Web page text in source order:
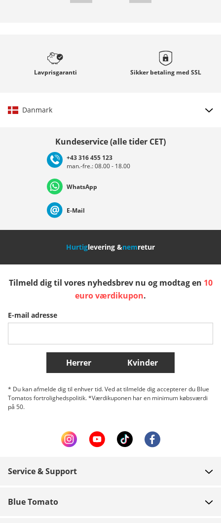
Lavprisgaranti Sikker betaling med SSL
Danmark
Deutschland Österreich
Nederland Italia (Italiano) Italien (Deutsch)
Slovenija
Belgique (Français) Danmark Norge
Flere lande
Kundeservice (alle tider CET)
+43 316 455 123
man.-fre.: 08.00 - 18.00
WhatsApp
E-Mail
Hurtiglevering &nemretur
Tilmeld dig til vores nyhedsbrev nu og modtag en 10
euro værdikupon.
E-mail adresse
Herrer Kvinder
* Du kan afmelde dig til enhver tid. Ved at tilmelde dig accepterer du Blue
Tomatos fortrolighedspolitik. *Værdikuponen har en minimum købsværdi
på 50.
Service & Support
Blue Tomato